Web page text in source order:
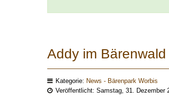
Addy im Bärenwald
Kategorie: News - Bärenpark Worbis
Veröffentlicht: Samstag, 31. Dezember